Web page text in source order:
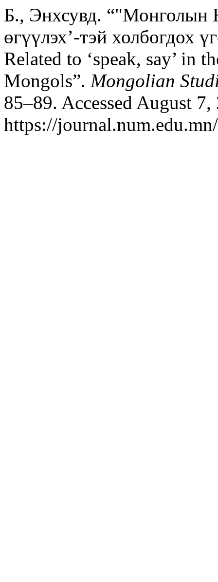
Б., Энхсувд. “"Монголын
өгүүлэх’-тэй холбогдох
Related to ‘speak, say’ in
Mongols”. Mongolian
85–89. Accessed August 7,
https://